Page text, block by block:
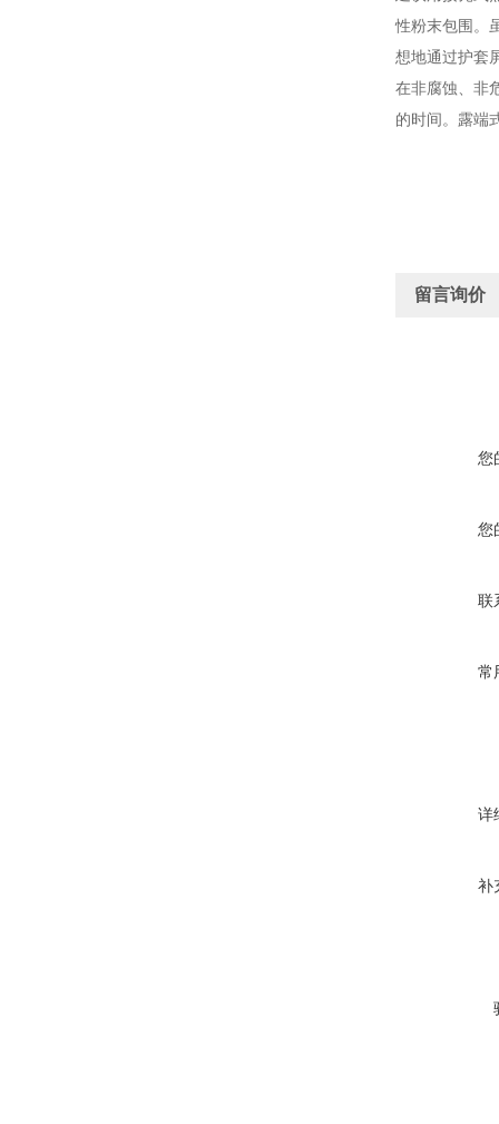
性粉末包围。
想地通过护套
在非腐蚀、非
的时间。露端
留言询价
您
您
联
常
详
补